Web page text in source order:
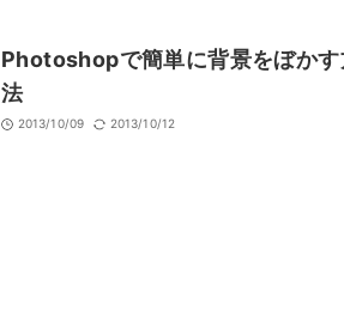
Photoshopで簡単に背景をぼかす
法
2013/10/09 2013/10/12